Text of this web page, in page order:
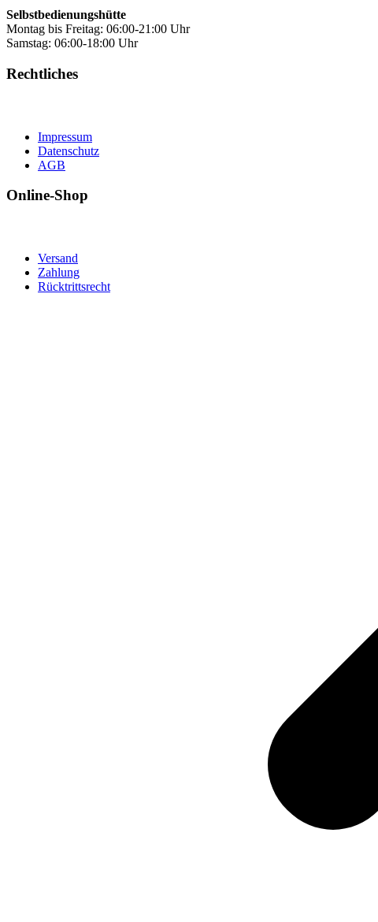
Selbstbedienungshütte
Montag bis Freitag: 06:00-21:00 Uhr
Samstag: 06:00-18:00 Uhr
Rechtliches
Impressum
Datenschutz
AGB
Online-Shop
Versand
Zahlung
Rücktrittsrecht